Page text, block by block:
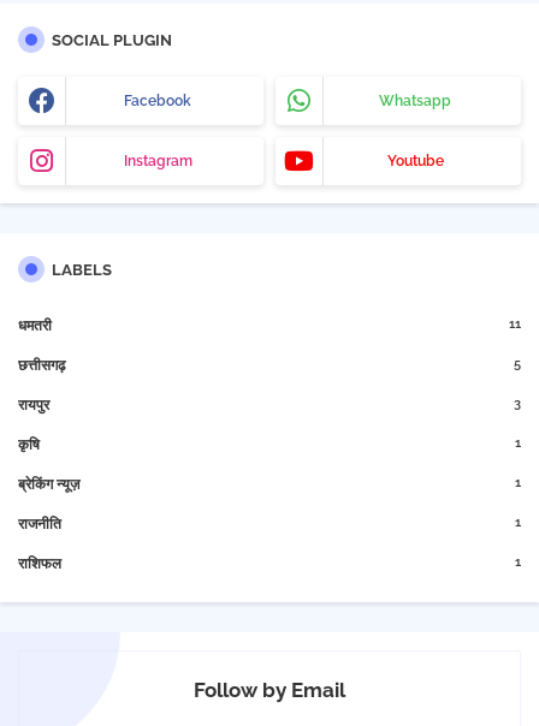
SOCIAL PLUGIN
Facebook Whatsapp
Instagram Youtube
LABELS
धमतरी 11
छत्तीसगढ़ 5
रायपुर 3
कृषि 1
ब्रेकिंग न्यूज़ 1
राजनीति 1
राशिफल 1
Follow by Email